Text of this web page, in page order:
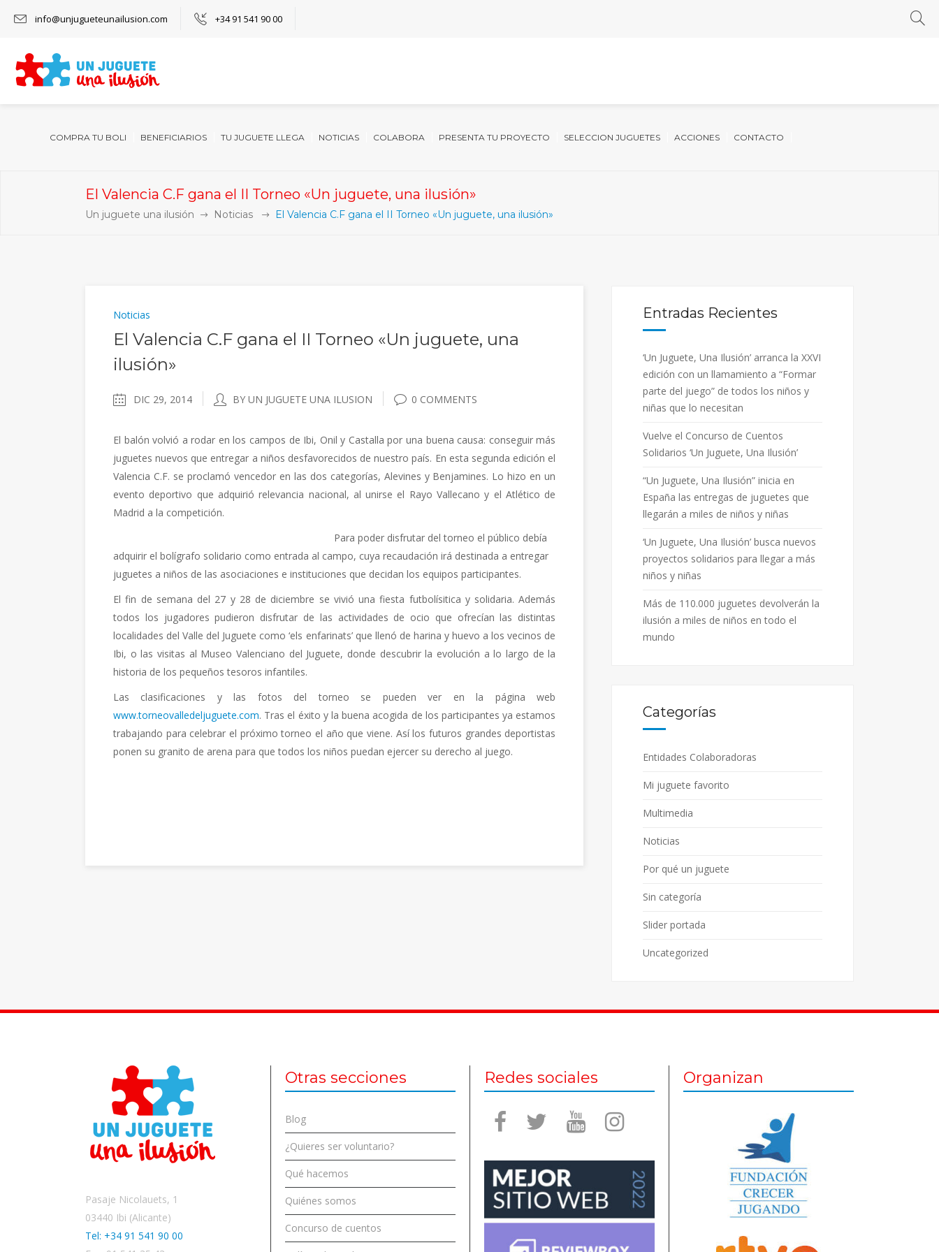
info@unjugueteunailusion.com +34 91 541 90 00
COMPRA TU BOLI BENEFICIARIOS TU JUGUETE LLEGA NOTICIAS COLABORA PRESENTA TU PROYECTO SELECCION JUGUETES ACCIONES CONTACTO
El Valencia C.F gana el II Torneo «Un juguete, una ilusión»
Un juguete una ilusión Noticias El Valencia C.F gana el II Torneo «Un juguete, una ilusión»
Noticias
El Valencia C.F gana el II Torneo «Un juguete, una
ilusión»
DIC 29, 2014 BY UN JUGUETE UNA ILUSION 0 COMMENTS
El balón volvió a rodar en los campos de Ibi, Onil y Castalla por una buena causa: conseguir más
juguetes nuevos que entregar a niños desfavorecidos de nuestro país. En esta segunda edición el
Valencia C.F. se proclamó vencedor en las dos categorías, Alevines y Benjamines. Lo hizo en un
evento deportivo que adquirió relevancia nacional, al unirse el Rayo Vallecano y el Atlético de
Madrid a la competición.
Para poder disfrutar del torneo el público debía
adquirir el bolígrafo solidario como entrada al campo, cuya recaudación irá destinada a entregar
juguetes a niños de las asociaciones e instituciones que decidan los equipos participantes.
El fin de semana del 27 y 28 de diciembre se vivió una fiesta futbolísitica y solidaria. Además
todos los jugadores pudieron disfrutar de las actividades de ocio que ofrecían las distintas
localidades del Valle del Juguete como ‘els enfarinats’ que llenó de harina y huevo a los vecinos de
Ibi, o las visitas al Museo Valenciano del Juguete, donde descubrir la evolución a lo largo de la
historia de los pequeños tesoros infantiles.
Las clasificaciones y las fotos del torneo se pueden ver en la página web
www.torneovalledeljuguete.com. Tras el éxito y la buena acogida de los participantes ya estamos
trabajando para celebrar el próximo torneo el año que viene. Así los futuros grandes deportistas
ponen su granito de arena para que todos los niños puedan ejercer su derecho al juego.
Entradas Recientes
‘Un Juguete, Una Ilusión’ arranca la XXVI
edición con un llamamiento a “Formar
parte del juego” de todos los niños y
niñas que lo necesitan
Vuelve el Concurso de Cuentos
Solidarios ‘Un Juguete, Una Ilusión’
“Un Juguete, Una Ilusión” inicia en
España las entregas de juguetes que
llegarán a miles de niños y niñas
‘Un Juguete, Una Ilusión’ busca nuevos
proyectos solidarios para llegar a más
niños y niñas
Más de 110.000 juguetes devolverán la
ilusión a miles de niños en todo el
mundo
Categorías
Entidades Colaboradoras
Mi juguete favorito
Multimedia
Noticias
Por qué un juguete
Sin categoría
Slider portada
Uncategorized
Pasaje Nicolauets, 1
03440 Ibi (Alicante)
Tel: +34 91 541 90 00
Otras secciones
Blog
¿Quieres ser voluntario?
Qué hacemos
Quiénes somos
Concurso de cuentos
Redes sociales Organizan